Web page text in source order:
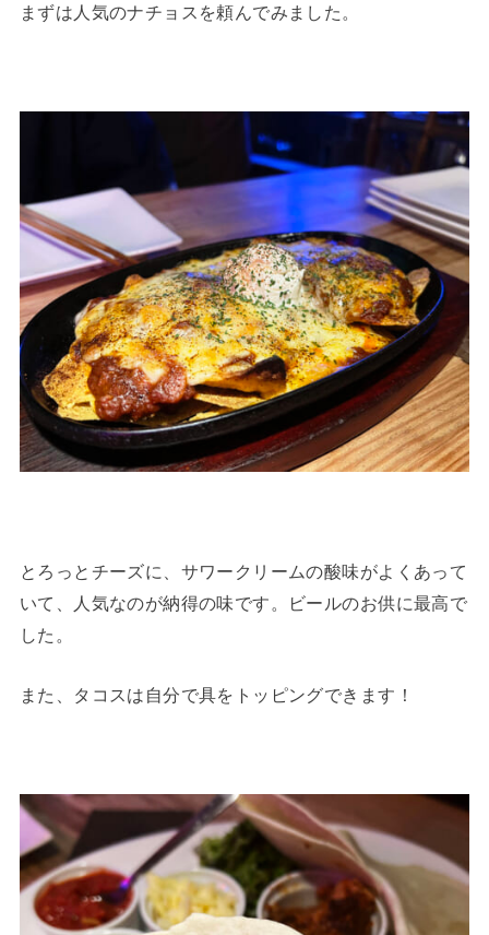
まずは人気のナチョスを頼んでみました。
とろっとチーズに、サワークリームの酸味がよくあって
いて、人気なのが納得の味です。ビールのお供に最高で
した。
また、タコスは自分で具をトッピングできます！